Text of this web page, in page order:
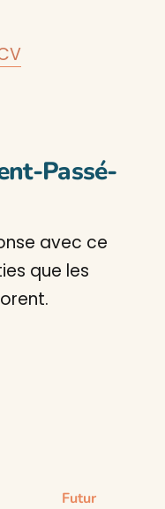
Passé-
avec ce
que les
Futur